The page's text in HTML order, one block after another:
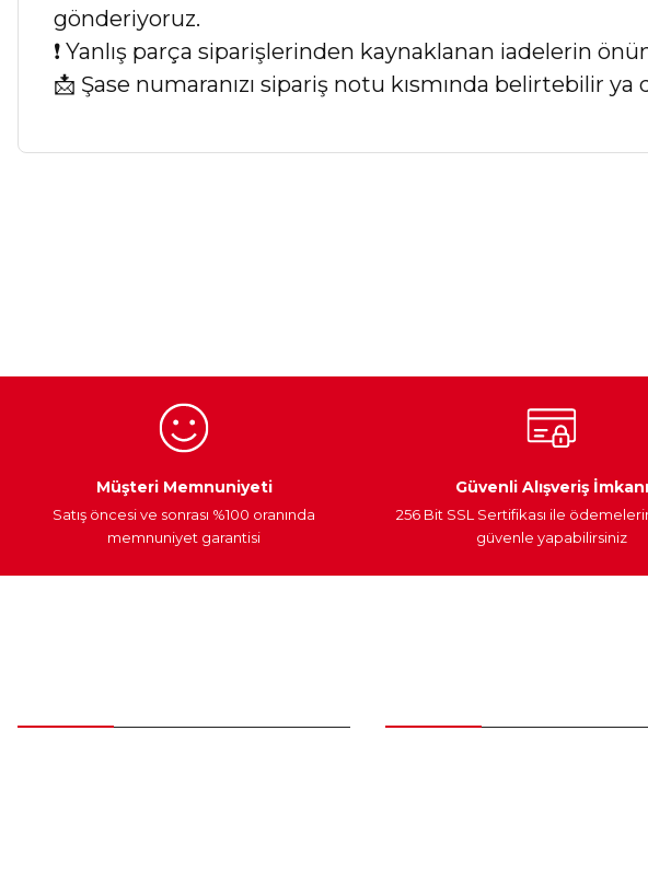
gönderiyoruz.
❗ Yanlış parça siparişlerinden kaynaklanan iadelerin
📩 Şase numaranızı sipariş notu kısmında belirtebilir
Egzoz Sistemi Ateşleme
Müşteri Memnuniyeti
Satış öncesi ve sonrası %100 oranında
memnuniyet garantisi
Güvenli Alışveriş İmkanı
256 Bit SSL Sertifikası ile
güvenle yapabilirsiniz